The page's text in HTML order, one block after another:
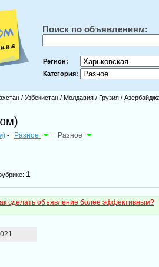
Поиск по объявлениям:
Регион:
Категория:
/ Узбекистан / Молдавия / Грузия /
- Разное - Разное
1
сделать объявление более эффективным?